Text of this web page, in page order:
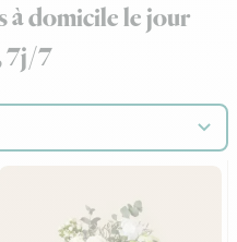
à domicile le jour
7j/7